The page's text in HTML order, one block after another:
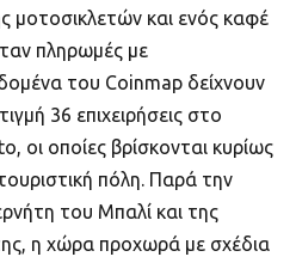
μοτοσικλετών και ενός καφέ
πληρωμές με
του Coinmap δείχνουν
36 επιχειρήσεις στο
οι οποίες βρίσκονται κυρίως
πόλη. Παρά την
του Μπαλί και της
η χώρα προχωρά με σχέδια